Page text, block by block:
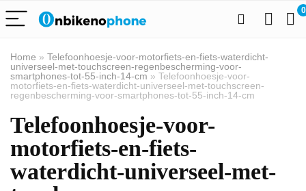
0
Home » Telefoonhoesje-voor-motorfiets-en-fiets-waterdicht-
universeel-met-touchscreen-regenbescherming-voor-
smartphones-tot-55-inch-14-cm » Telefoonhoesje-voor-
motorfiets-en-fiets-waterdicht-universeel-met-touchscreen-
regenbescherming-voor-smartphones-tot-55-inch-14-cm
Telefoonhoesje-voor-
motorfiets-en-fiets-
waterdicht-universeel-met-